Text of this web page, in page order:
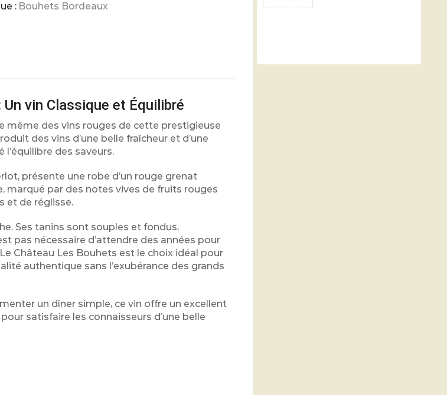
: Bouhets Bordeaux
vin Classique et Équilibré
même des vins rouges de cette prestigieuse
des vins d’une belle fraîcheur et d’une
des saveurs.
présente une robe d’un rouge grenat
marqué par des notes vives de fruits rouges
et de réglisse.
Ses tanins sont souples et fondus,
pas nécessaire d’attendre des années pour
Château Les Bouhets est le choix idéal pour
authentique sans l’exubérance des grands
un dîner simple, ce vin offre un excellent
satisfaire les connaisseurs d’une belle